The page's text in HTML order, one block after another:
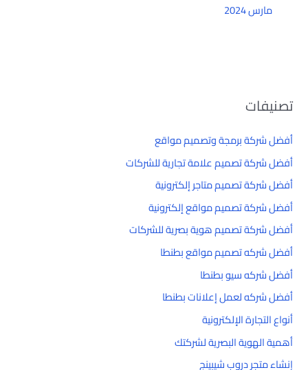
مارس 2024
تصنيفات
أفضل شركة برمجة وتصميم مواقع
أفضل شركة تصميم علامة تجارية للشركات
أفضل شركة تصميم متاجر إلكترونية
أفضل شركة تصميم مواقع إلكترونية
أفضل شركة تصميم هوية بصرية للشركات
أفضل شركه تصميم مواقع بطنطا
أفضل شركه سيو بطنطا
أفضل شركه لعمل إعلانات بطنطا
أنواع التجارة الإلكترونية
أهمية الهوية البصرية لشركتك
إنشاء متجر دروب شيبينج